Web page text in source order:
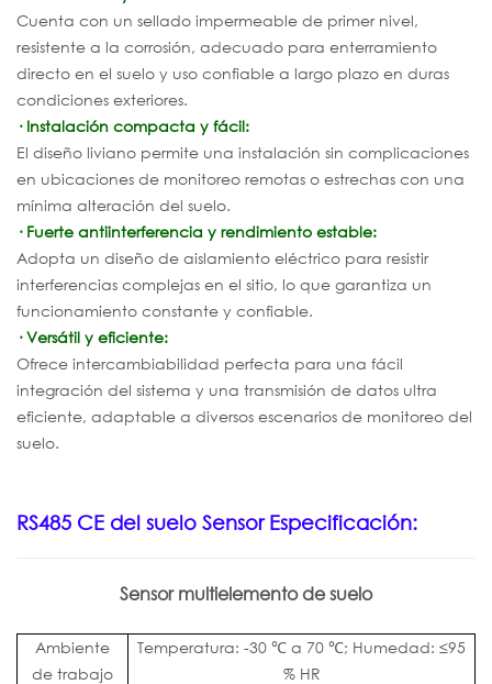
Cuenta con un sellado impermeable de primer nivel,
resistente a la corrosión, adecuado para enterramiento
directo en el suelo y uso confiable a largo plazo en duras
condiciones exteriores.
· Instalación compacta y fácil:
El diseño liviano permite una instalación sin complicaciones
en ubicaciones de monitoreo remotas o estrechas con una
mínima alteración del suelo.
· Fuerte antiinterferencia y rendimiento estable:
Adopta un diseño de aislamiento eléctrico para resistir
interferencias complejas en el sitio, lo que garantiza un
funcionamiento constante y confiable.
· Versátil y eficiente:
Ofrece intercambiabilidad perfecta para una fácil
integración del sistema y una transmisión de datos ultra
eficiente, adaptable a diversos escenarios de monitoreo del
suelo.
RS485 CE del suelo SensorEspecificación:
Sensor multielemento de suelo
Ambiente
de trabajo
Temperatura: -30 ℃ a 70 ℃; Humedad: ≤95
% HR